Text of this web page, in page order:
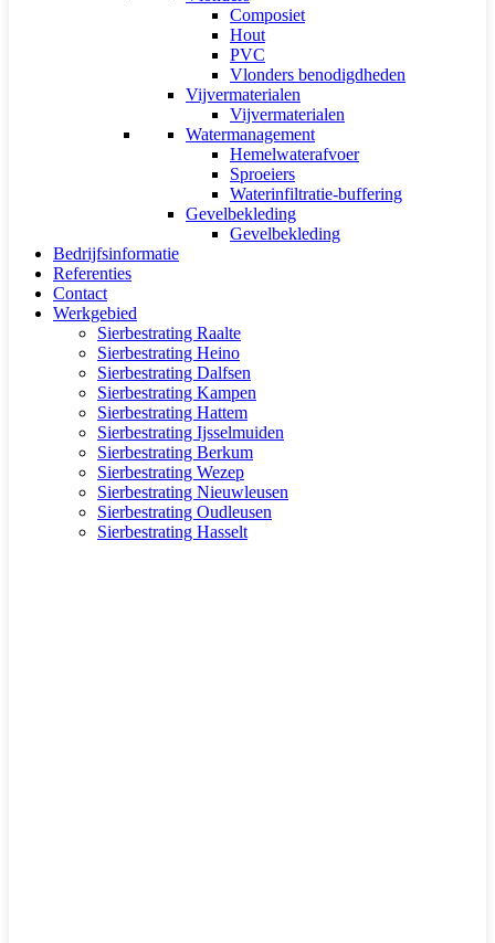
Composiet
Hout
PVC
Vlonders benodigdheden
Vijvermaterialen
Vijvermaterialen
Watermanagement
Hemelwaterafvoer
Sproeiers
Waterinfiltratie-buffering
Gevelbekleding
Gevelbekleding
Bedrijfsinformatie
Referenties
Contact
Werkgebied
Sierbestrating Raalte
Sierbestrating Heino
Sierbestrating Dalfsen
Sierbestrating Kampen
Sierbestrating Hattem
Sierbestrating Ijsselmuiden
Sierbestrating Berkum
Sierbestrating Wezep
Sierbestrating Nieuwleusen
Sierbestrating Oudleusen
Sierbestrating Hasselt